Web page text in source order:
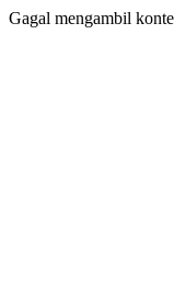
Gagal mengambil